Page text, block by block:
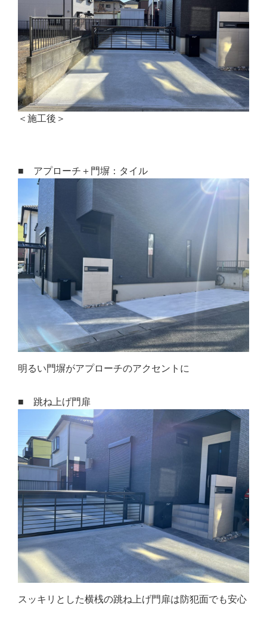
＜施工後＞
■ アプローチ＋門塀：タイル
明るい門塀がアプローチのアクセントに
■ 跳ね上げ門扉
スッキリとした横桟の跳ね上げ門扉は防犯面でも安心